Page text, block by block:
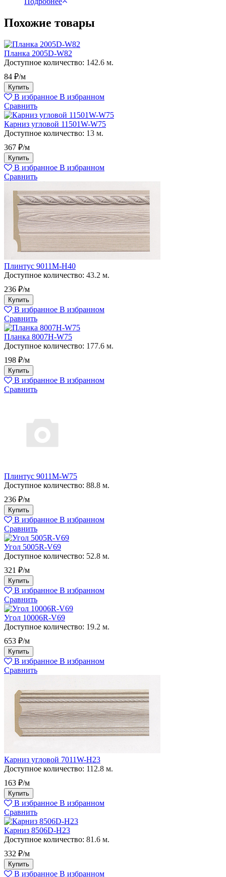
Похожие товары
Планка 2005D-W82
Доступное количество: 142.6 м.
84 ₽/м
Купить
В избранное В избранном
Сравнить
Карниз угловой 11501W-W75
Доступное количество: 13 м.
367 ₽/м
Купить
В избранное В избранном
Сравнить
Плинтус 9011M-H40
Доступное количество: 43.2 м.
236 ₽/м
Купить
В избранное В избранном
Сравнить
Планка 8007H-W75
Доступное количество: 177.6 м.
198 ₽/м
Купить
В избранное В избранном
Сравнить
Плинтус 9011M-W75
Доступное количество: 88.8 м.
236 ₽/м
Купить
В избранное В избранном
Сравнить
Угол 5005R-V69
Доступное количество: 52.8 м.
321 ₽/м
Купить
В избранное В избранном
Сравнить
Угол 10006R-V69
Доступное количество: 19.2 м.
653 ₽/м
Купить
В избранное В избранном
Сравнить
Карниз угловой 7011W-H23
Доступное количество: 112.8 м.
163 ₽/м
Купить
В избранное В избранном
Сравнить
Карниз 8506D-H23
Доступное количество: 81.6 м.
332 ₽/м
Купить
В избранное В избранном